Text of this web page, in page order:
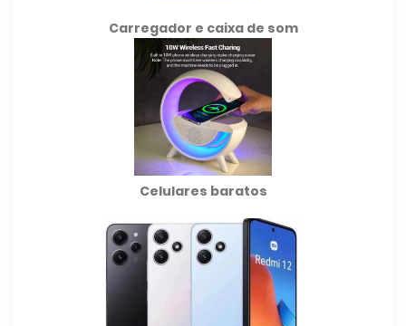
Carregador e caixa de som
Celulares baratos